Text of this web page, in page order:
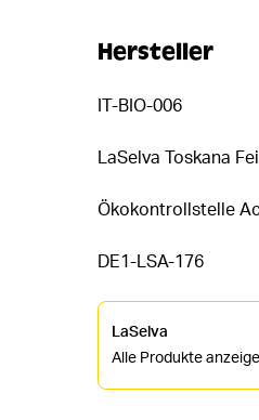
Hersteller
IT-BIO-006
LaSelva Toskana
Ökokontrollstelle
DE1-LSA-176
LaSelva
Alle Produkte